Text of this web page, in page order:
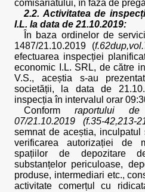
comisariatului, în faza de
2.2. Activitatea de
I.L. la data de 21.10.2019:
În baza ordinelor de
1487/21.10.2019 (
efectuarea inspecției
economic I.L. SRL, de către
V.S., aceștia s-au
societății, la data de
inspecția în intervalul orar
Conformraportului
07/21.10.2019 (f.35-42,213-
semnat de aceștia,
verificarea autorizației de
spațiilor de depozitare
substanțelor periculoase,
produse, intermediari etc.,
activitate comerțul cu